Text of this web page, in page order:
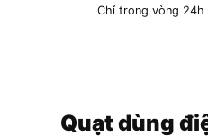
Chỉ trong vòng 24h
Quạt dùng